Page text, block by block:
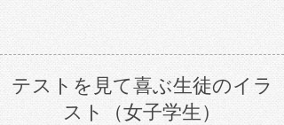
テストを見て喜ぶ生徒のイラ
スト（女子学生）